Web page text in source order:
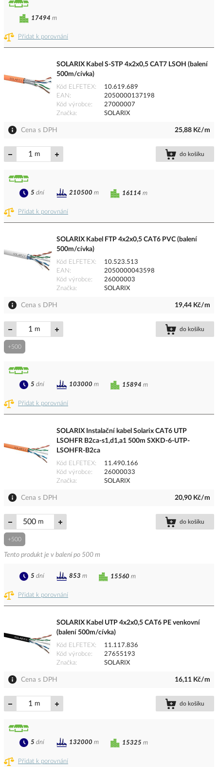
Přidat k porovnání
17494 m
SOLARIX Kabel S-STP 4x2x0,5 CAT7 LSOH (balení
500m/cívka)
Kód ELFETEX
10.619.689
EAN
2050000137198
Kód výrobce
27000007
Značka
SOLARIX
Cena s DPH 25,88 Kč/m
m do košíku
Přidat k porovnání
16114 m
5 dní 210500 m
SOLARIX Kabel FTP 4x2x0,5 CAT6 PVC (balení
500m/cívka)
Kód ELFETEX
10.523.513
EAN
2050000043598
Kód výrobce
26000003
Značka
SOLARIX
Cena s DPH 19,44 Kč/m
m do košíku
+500
Přidat k porovnání
15894 m
5 dní 103000 m
SOLARIX Instalační kabel Solarix CAT6 UTP
LSOHFR B2ca-s1,d1,a1 500m SXKD-6-UTP-
LSOHFR-B2ca
Kód ELFETEX
11.490.166
Kód výrobce
26000033
Značka
SOLARIX
Cena s DPH 20,90 Kč/m
m do košíku
+500
Tento produkt je v balení po 500 m
Přidat k porovnání
15560 m
5 dní 853 m
SOLARIX Kabel UTP 4x2x0,5 CAT6 PE venkovní
(balení 500m/cívka)
Kód ELFETEX
11.117.836
Kód výrobce
27655193
Značka
SOLARIX
Cena s DPH 16,11 Kč/m
m do košíku
Přidat k porovnání
15325 m
5 dní 132000 m